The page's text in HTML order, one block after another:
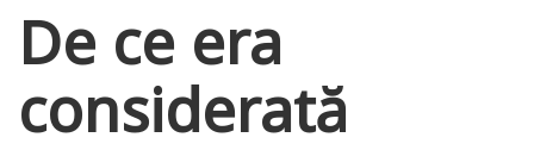
De ce era
considerată